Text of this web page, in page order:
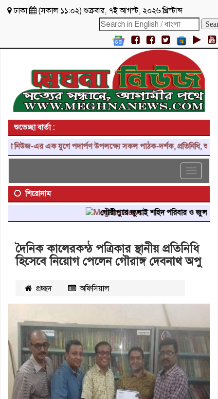
ঢাকা (সকাল ১১:০২)শুক্রবার, ৭ই আগস্ট, ২০২৬ খ্রিস্টাব্দ
শুভেচ্ছা বার্তা :
এর এক যুগে পদার্পণ উপলক্ষ্যে সকল পাঠক-দর্শক, প্রতিনিধি,
Toggle
শিরোনাম
গৌরীপুরে জুলাই শহিদ পরিবার ও জুলাই
দৈনিক কালেরকন্ঠ পত্রিকার স্থানীয় প্রতিনিধি
হিসেবে নিয়োগ পেলেন গৌরাঙ্গ দেবনাথ অপু
প্রচ্ছদ অফিসিয়াল